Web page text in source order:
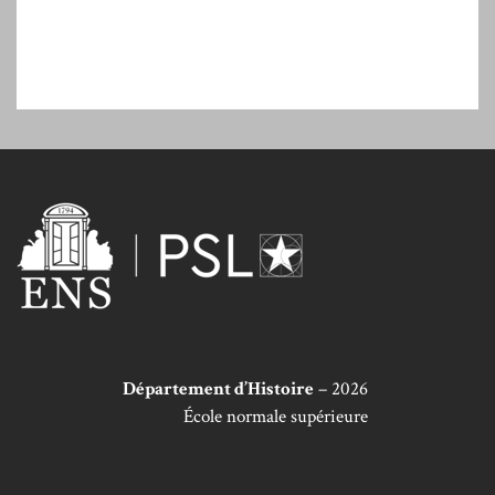
Département d’Histoire – 2026
École normale supérieure